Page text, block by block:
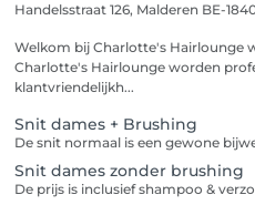
Handelsstraat 126, Malderen BE-
Welkom bij Charlotte's Hairlounge
Charlotte's Hairlounge worden
klantvriendelijkh...
Snit dames + Brushing
Snit dames zonder brushing